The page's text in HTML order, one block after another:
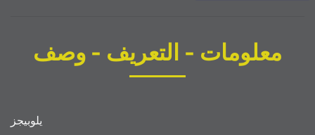
معلومات - التعريف - وصف
يلوبيجز